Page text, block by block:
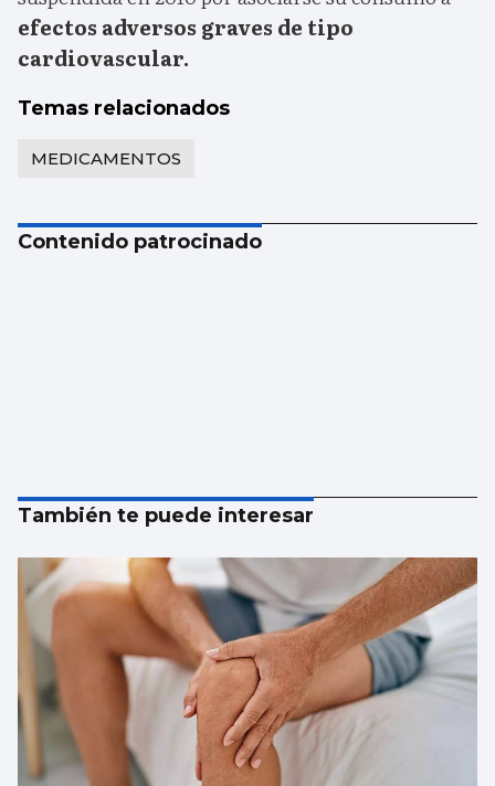
efectos adversos graves de tipo
cardiovascular.
Temas relacionados
MEDICAMENTOS
Contenido patrocinado
También te puede interesar